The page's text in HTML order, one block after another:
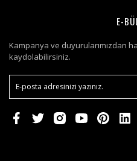
E-
Kampanya ve duyurularımızdan
kaydolabilirsiniz.